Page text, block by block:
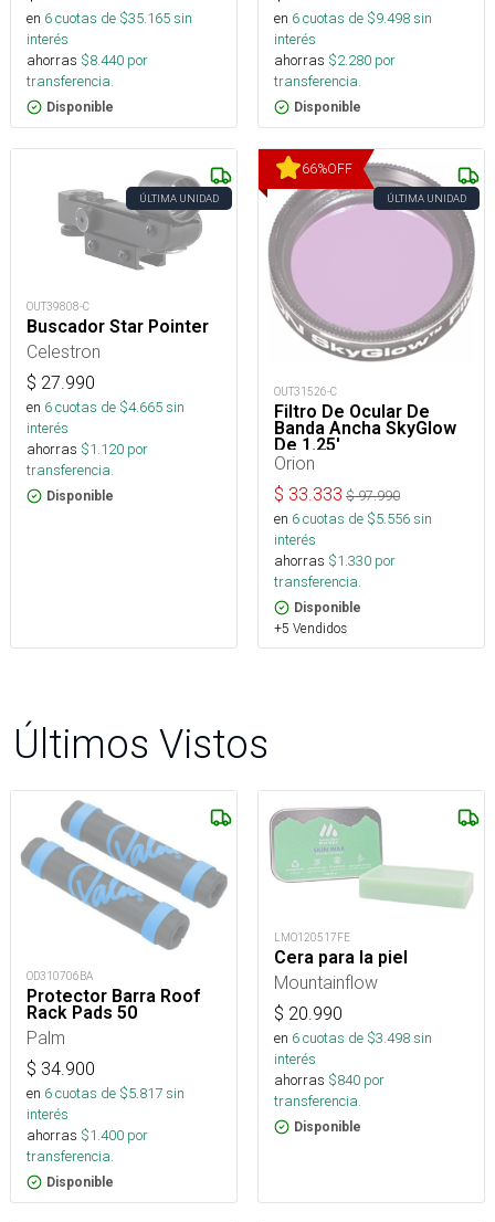
en 6cuotas de $35.165sin
interés
ahorras $8.440 por
transferencia.
Disponible
en 6cuotas de $9.498sin
interés
ahorras $2.280 por
transferencia.
Disponible
ÚLTIMA UNIDAD
OUT39808-C
Buscador Star Pointer
Celestron
$ 27.990
en 6cuotas de $4.665sin
interés
ahorras $1.120 por
transferencia.
Disponible
66%OFF
ÚLTIMA UNIDAD
OUT31526-C
Filtro De Ocular De
Banda Ancha SkyGlow
De 1.25'
Orion
$ 33.333 $97.990
en 6cuotas de $5.556sin
interés
ahorras $1.330 por
transferencia.
Disponible
+5 Vendidos
Últimos Vistos
OD310706BA
Protector Barra Roof
Rack Pads 50
Palm
$ 34.900
en 6cuotas de $5.817sin
interés
ahorras $1.400 por
transferencia.
Disponible
LMO120517FE
Cera para la piel
Mountainflow
$ 20.990
en 6cuotas de $3.498sin
interés
ahorras $840 por
transferencia.
Disponible